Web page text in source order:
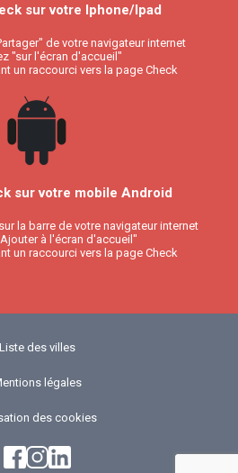
sur votre Iphone/Ipad
de votre navigateur internet
"sur l'écran d'accueil"
un raccourci vers la page Check
sur votre mobile Android
la barre de votre navigateur internet
à l'écran d'accueil"
un raccourci vers la page Check
Liste des villes
légales
des cookies